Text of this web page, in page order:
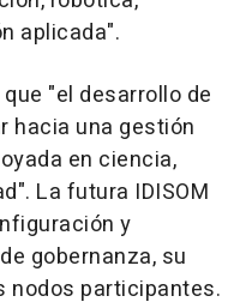
aplicada".
"el desarrollo de
hacia una gestión
en ciencia,
La futura IDISOM
y
gobernanza, su
nodos participantes.